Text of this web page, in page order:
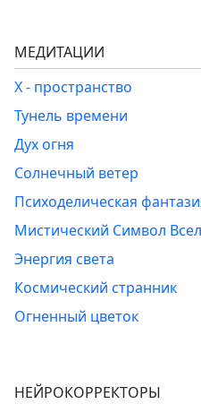
МЕДИТАЦИИ
Х - пространство
Тунель времени
Дух огня
Солнечный ветер
Психоделическая
Мистический Символ
Энергия света
Космический странник
Огненный цветок
НЕЙРОКОРРЕКТОРЫ